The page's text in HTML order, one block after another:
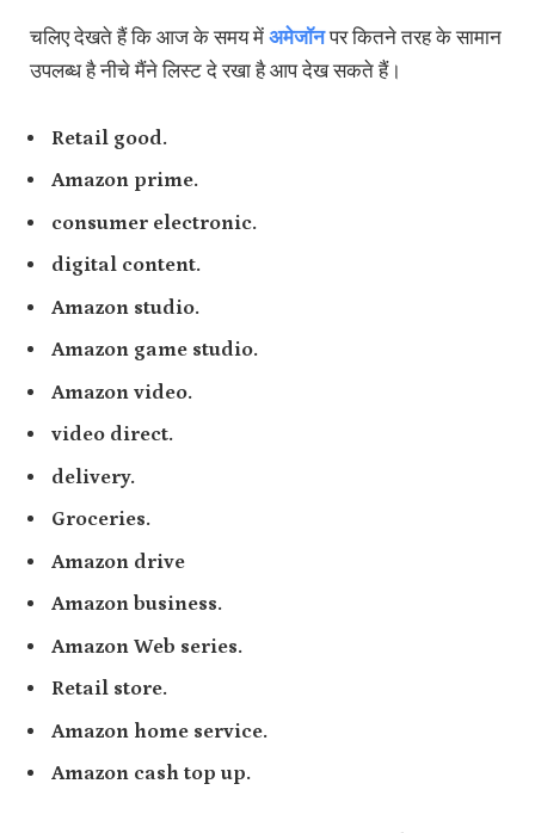
चलिए देखते हैं कि आज के समय में अमेजॉनपर कितने तरह के सामान
उपलब्ध है नीचे मैंने लिस्ट दे रखा है आप देख सकते हैं।
Retail good.
Amazon prime.
consumer electronic.
digital content.
Amazon studio.
Amazon game studio.
Amazon video.
video direct.
delivery.
Groceries.
Amazon drive
Amazon business.
Amazon Web series.
Retail store.
Amazon home service.
Amazon cash top up.